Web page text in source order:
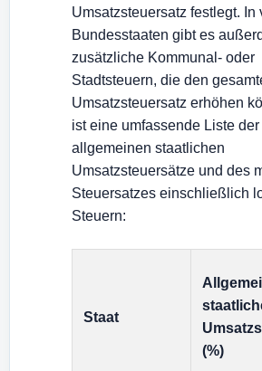
Umsatzsteuersatz festlegt. In
Bundesstaaten gibt es
zusätzliche Kommunal- oder
Stadtsteuern, die den
Umsatzsteuersatz erhöhen
ist eine umfassende Liste der
allgemeinen staatlichen
Umsatzsteuersätze und des
Steuersatzes einschließlich
Steuern:
Staat
(%)